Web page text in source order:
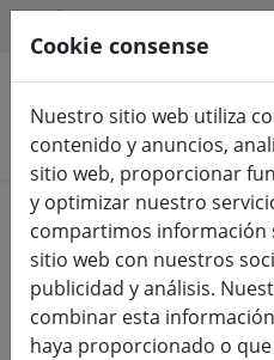
Buscar productos
Home
Luces de hadas e
Luces de hadas
Cookie consense
Nuestro sitio web utiliza
contenido y anuncios,
sitio web, proporcionar
y optimizar nuestro
compartimos información
sitio web con nuestros
publicidad y análisis.
combinar esta
haya proporcionado o